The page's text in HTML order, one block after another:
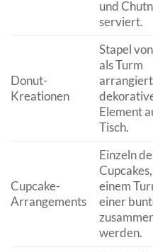
und
serviert.
Donut-
Kreationen
Stapel
als Turm
Element
Tisch.
Cupcake-
Arrangements
Einzeln
einem
einer
werden.